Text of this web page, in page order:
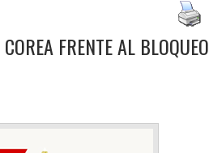
FRENTE AL BLOQUEO